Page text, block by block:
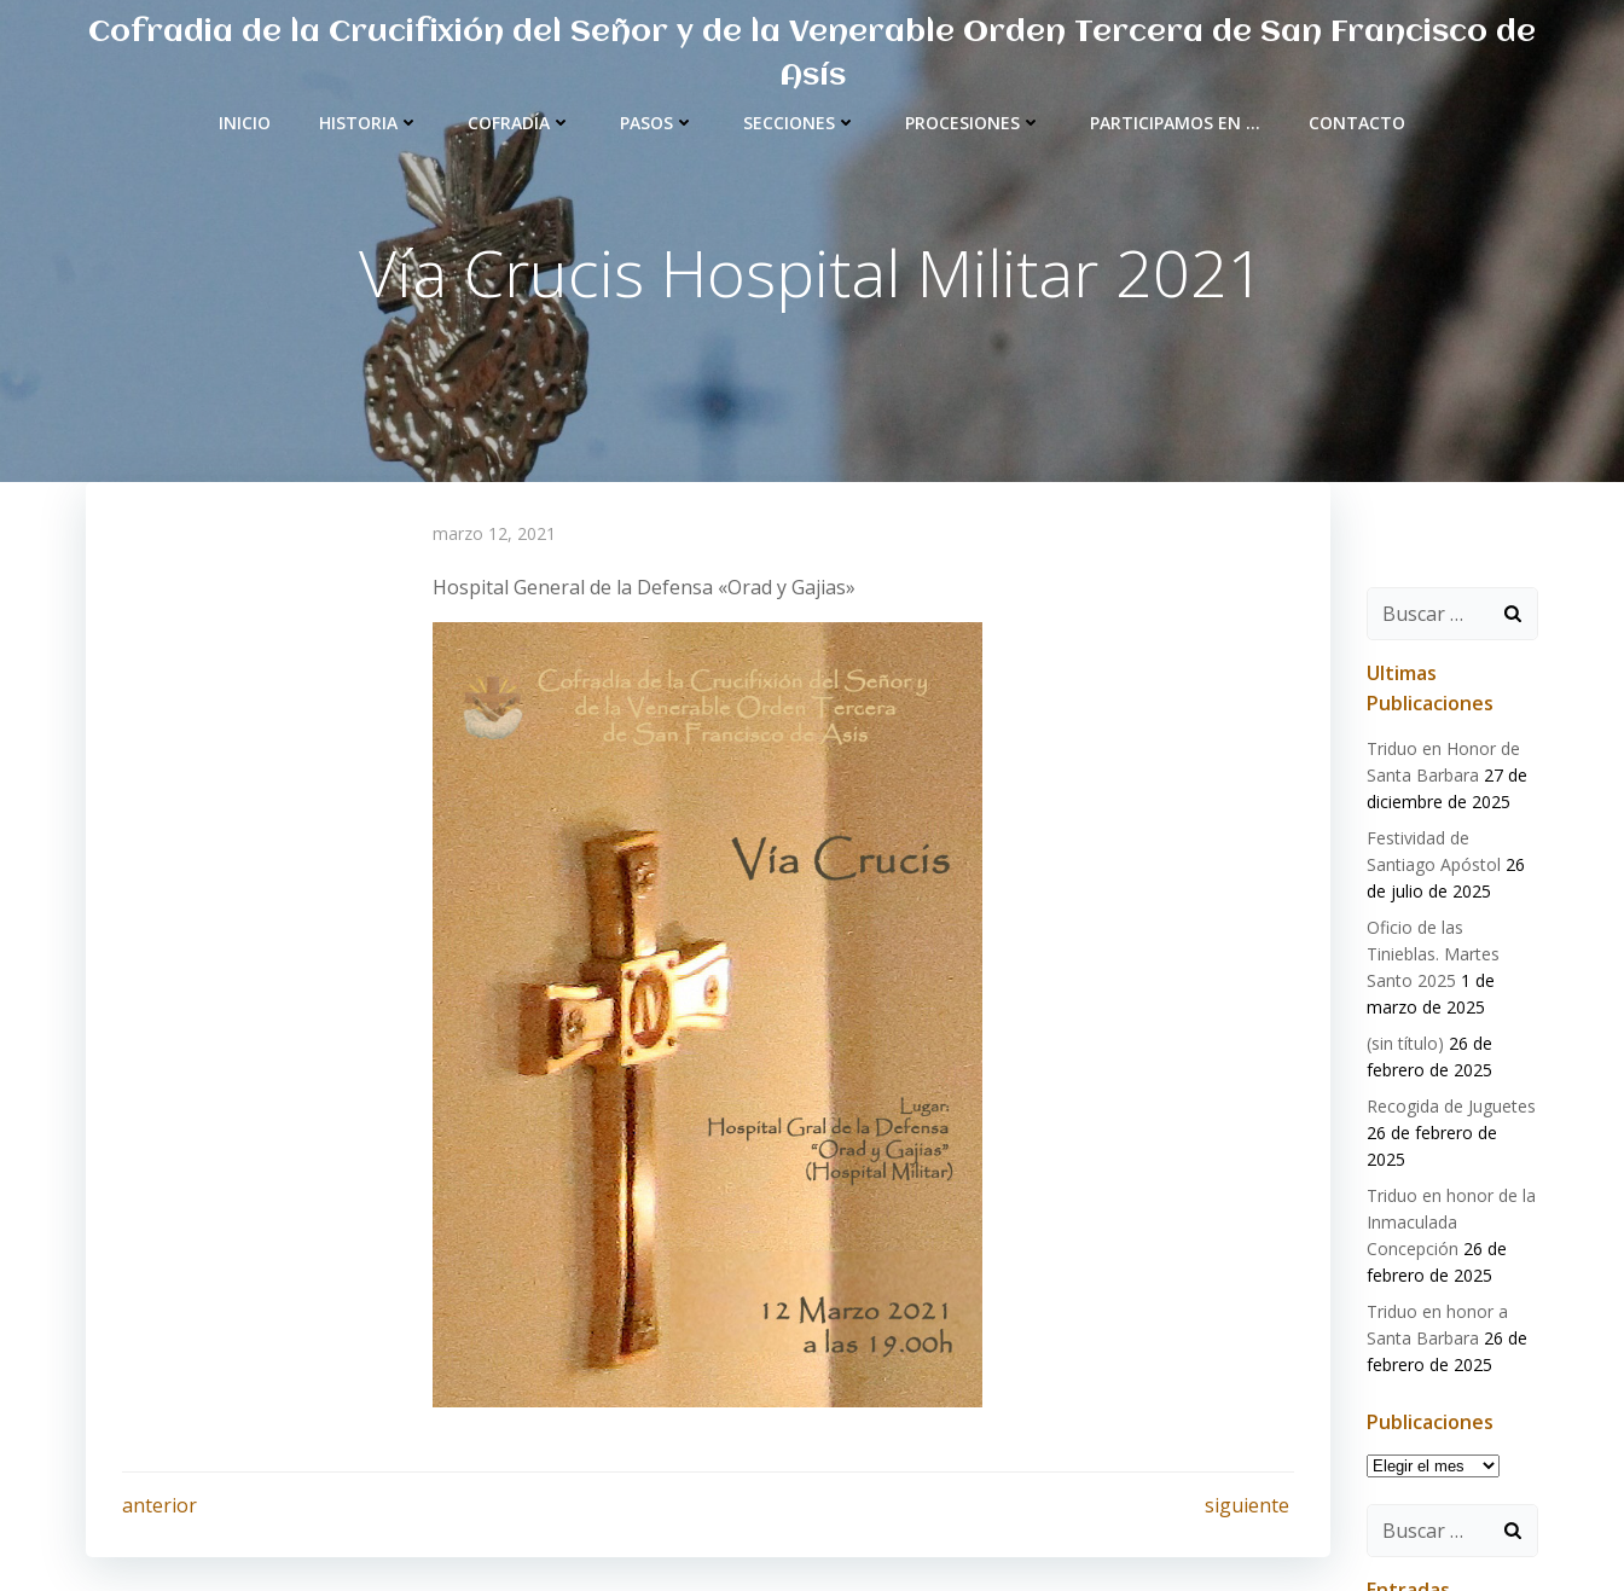
Cofradia de la Crucifixión del Señor y de la Venerable Orden Tercera de San Francisco de
Asís
INICIO HISTORIA COFRADÍA PASOS SECCIONES PROCESIONES PARTICIPAMOS EN … CONTACTO
Vía Crucis Hospital Militar 2021
marzo 12, 2021
Hospital General de la Defensa «Orad y Gajias»
Navegación
por
anterior
por
siguiente
Buscar:
Ultimas
Publicaciones
Triduo en Honor de
Santa Barbara 27 de
diciembre de 2025
Festividad de
Santiago Apóstol 26
de julio de 2025
Oficio de las
Tinieblas. Martes
Santo 2025 1 de
marzo de 2025
(sin título) 26 de
febrero de 2025
Recogida de Juguetes
26 de febrero de
2025
Triduo en honor de la
Inmaculada
Concepción 26 de
febrero de 2025
Triduo en honor a
Santa Barbara 26 de
febrero de 2025
Publicaciones
Publicaciones
Buscar: